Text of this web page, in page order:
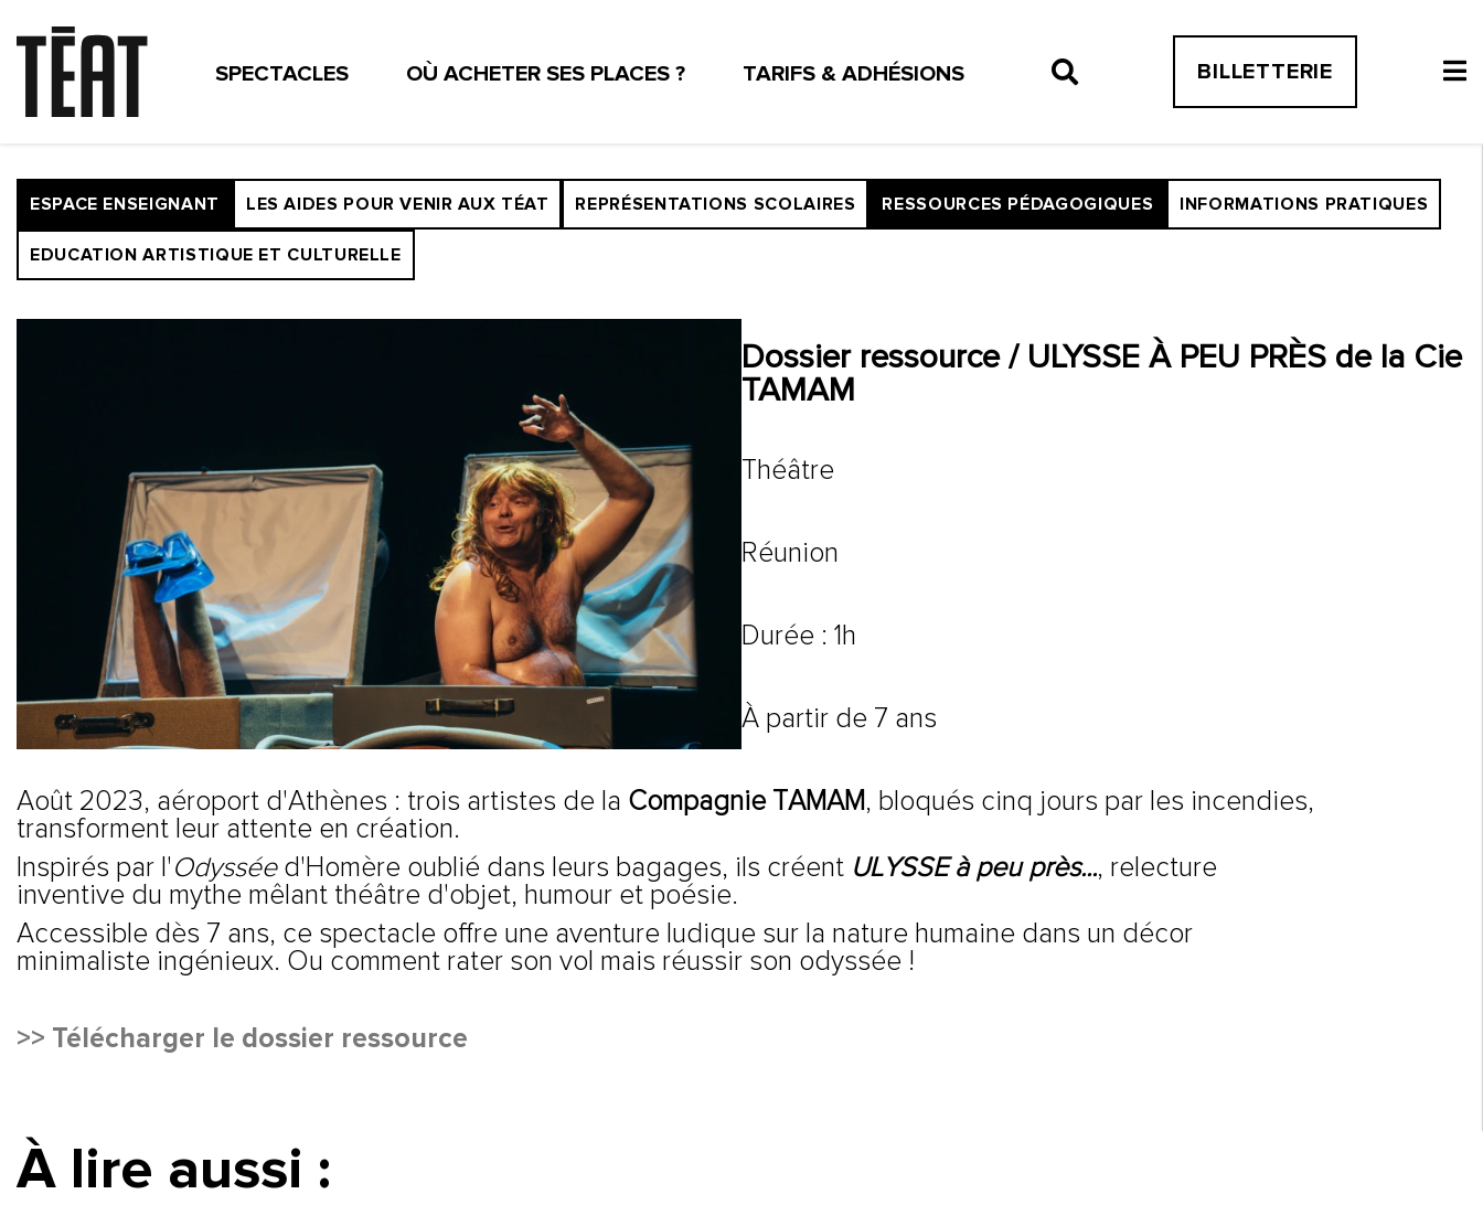
SPECTACLES OÙ ACHETER SES PLACES ?
TARIFS & ADHÉSIONS
ESPACE ENSEIGNANTS
ESPACE PRO
BILLETTERIE
ESPACE ENSEIGNANT LES AIDES POUR VENIR AUX TÉAT REPRÉSENTATIONS SCOLAIRES RESSOURCES PÉDAGOGIQUES INFORMATIONS PRATIQUES
EDUCATION ARTISTIQUE ET CULTURELLE
Dossier ressource / ULYSSE À PEU PRÈS de la Cie
TAMAM
Théâtre
Réunion
Durée : 1h
À partir de 7 ans
Août 2023, aéroport d'Athènes : trois artistes de la Compagnie TAMAM , bloqués cinq jours par les incendies,
transforment leur attente en création.
Inspirés par l' Odysséed'Homère oublié dans leurs bagages, ils créent ULYSSE à peu près..., relecture
inventive du mythe mêlant théâtre d'objet, humour et poésie.
Accessible dès 7 ans, ce spectacle offre une aventure ludique sur la nature humaine dans un décor
minimaliste ingénieux. Ou comment rater son vol mais réussir son odyssée !
>> Télécharger le dossier ressource
À lire aussi :